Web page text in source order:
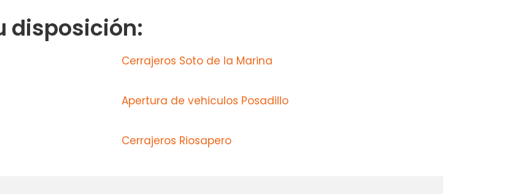
disposición:
Cerrajeros Soto de la Marina
Apertura de vehiculos Posadillo
Cerrajeros Riosapero